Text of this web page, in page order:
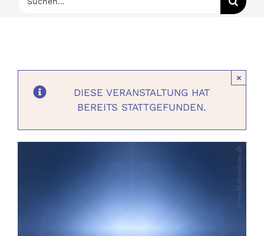
News
Events
nach:
DIESE VERANSTALTUNG HAT
BEREITS STATTGEFUNDEN.
×